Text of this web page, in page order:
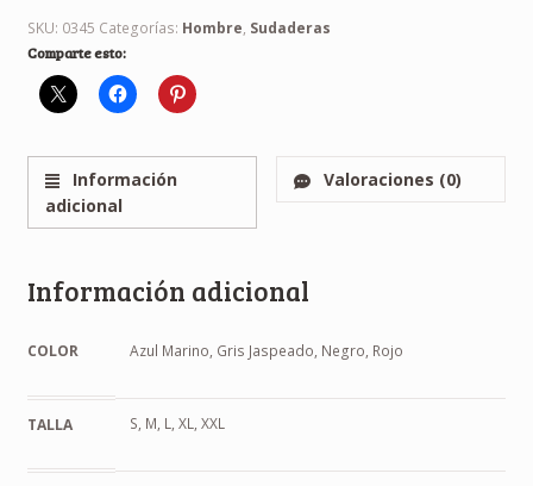
SKU: 0345 Categorías: Hombre, Sudaderas
Comparte esto:
Información
adicional
Valoraciones (0)
Información adicional
COLOR Azul Marino, Gris Jaspeado, Negro, Rojo
TALLA S, M, L, XL, XXL